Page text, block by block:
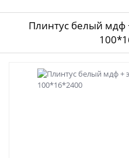
Плинтус белый мдф